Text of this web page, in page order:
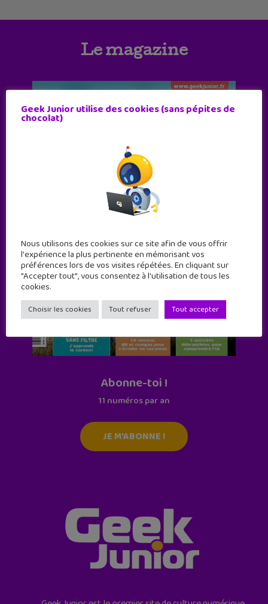
Le magazine
Abonne-toi !
11 numéros par an
JE M'ABONNE !
Geek Junior utilise des cookies (sans pépites de
chocolat)
Nous utilisons des cookies sur ce site afin de vous offrir
l'expérience la plus pertinente en mémorisant vos
préférences lors de vos visites répétées. En cliquant sur
"Accepter tout", vous consentez à l'utilisation de tous les
cookies.
Choisir les cookies Tout refuser Tout accepter